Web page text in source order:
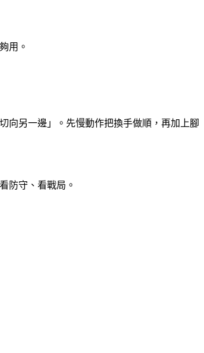
用。
向另一邊」。先慢動作把換手做順，再加上腳
防守、看戰局。